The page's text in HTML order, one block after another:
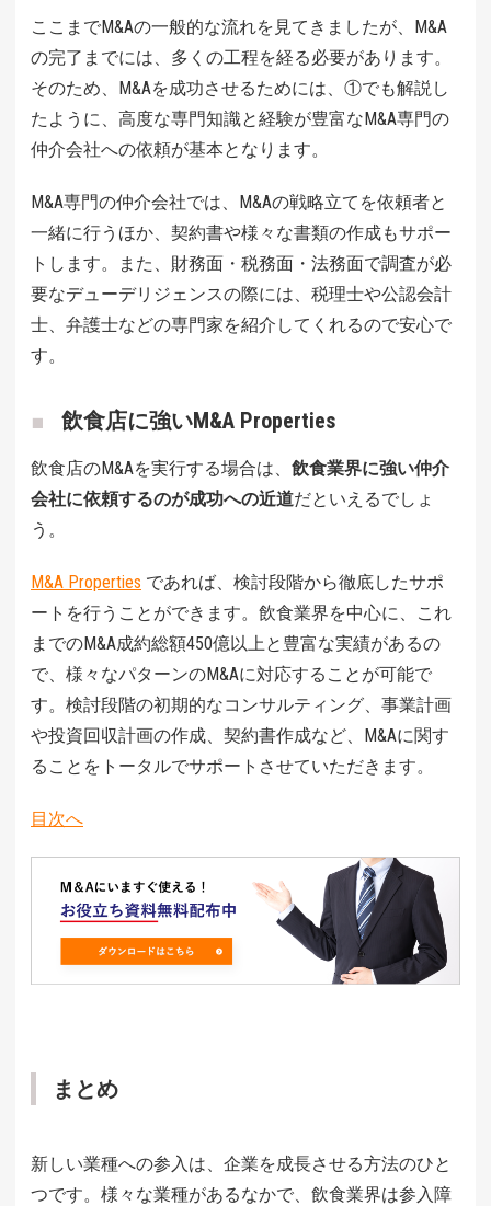
ここまでM&Aの一般的な流れを見てきましたが、M&A
の完了までには、多くの工程を経る必要があります。
そのため、M&Aを成功させるためには、①でも解説し
たように、高度な専門知識と経験が豊富なM&A専門の
仲介会社への依頼が基本となります。
M&A専門の仲介会社では、M&Aの戦略立てを依頼者と
一緒に行うほか、契約書や様々な書類の作成もサポー
トします。また、財務面・税務面・法務面で調査が必
要なデューデリジェンスの際には、税理士や公認会計
士、弁護士などの専門家を紹介してくれるので安心で
す。
飲食店に強いM&A Properties
飲食店のM&Aを実行する場合は、 飲食業界に強い仲介
会社に依頼するのが成功への近道だといえるでしょ
う。
M&A Properties であれば、検討段階から徹底したサポ
ートを行うことができます。飲食業界を中心に、これ
までのM&A成約総額450億以上と豊富な実績があるの
で、様々なパターンのM&Aに対応することが可能で
す。検討段階の初期的なコンサルティング、事業計画
や投資回収計画の作成、契約書作成など、M&Aに関す
ることをトータルでサポートさせていただきます。
目次へ
まとめ
新しい業種への参入は、企業を成長させる方法のひと
つです。様々な業種があるなかで、飲食業界は参入障